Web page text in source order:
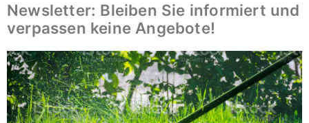
Newsletter: Bleiben Sie informiert und
verpassen keine Angebote!